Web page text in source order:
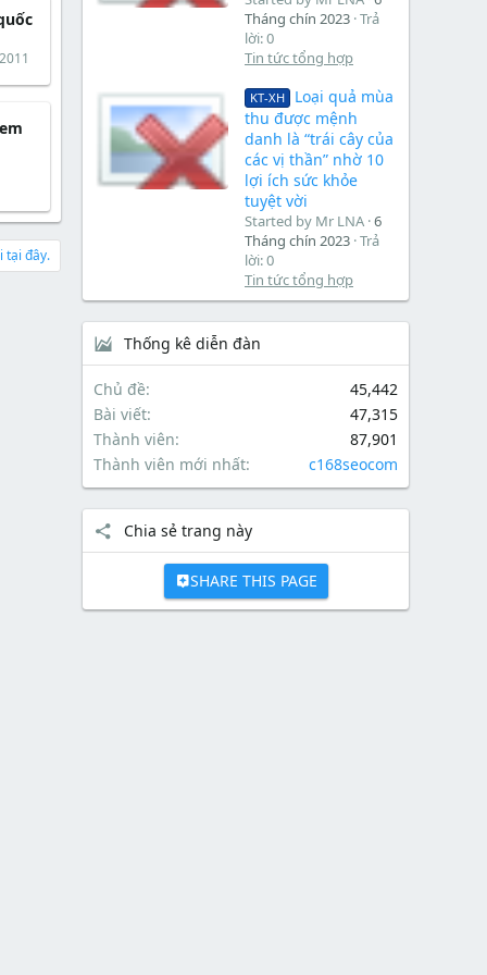
tại đây.
Tháng chín 2023 Trả
lời: 0
Tin tức tổng hợp
KT-XH
Loại quả mùa
thu được mệnh
danh là “trái cây của
các vị thần” nhờ 10
lợi ích sức khỏe
tuyệt vời
Started by Mr LNA 6
Tháng chín 2023 Trả
lời: 0
Tin tức tổng hợp
Thống kê diễn đàn
Chủ đề
45,442
Bài viết
47,315
Thành viên
87,901
Thành viên mới nhất
c168seocom
Chia sẻ trang này
SHARE THIS PAGE